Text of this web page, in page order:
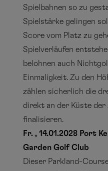
Spielbahnen so zu
Spielstärke gelingen
Score vom Platz zu
Spielverläufen
belohnen auch
Einmaligkeit. Zu den
zählen sicherlich die
direkt an der Küste der
finalisieren.
Fr. , 14.01.2028 Port
Garden Golf Club
Dieser Parkland-